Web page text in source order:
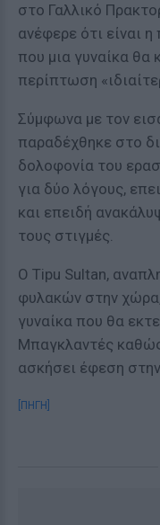
στο Γαλλικό
ανέφερε ότι είναι
που μια γυναίκα θα
περίπτωση
Σύμφωνα με τον
παραδέχθηκε στο
δολοφονία του
για δύο λόγους,
και επειδή
τους στιγμές.
Ο Tipu Sultan,
φυλακών στην
γυναίκα που θα
Μπαγκλαντές
ασκήσει έφεση
[ΠΗΓΗ]